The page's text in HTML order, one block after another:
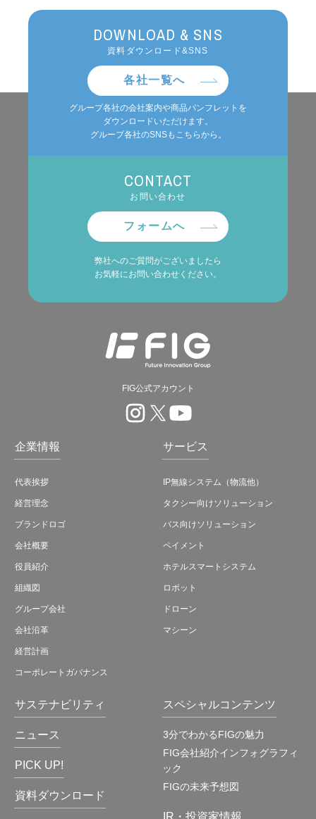
DOWNLOAD & SNS
資料ダウンロード&SNS
各社一覧へ
グループ各社の会社案内や商品パンフレットを
ダウンロードいただけます。
グループ各社のSNSもこちらから。
CONTACT
お問い合わせ
フォームへ
弊社へのご質問がございましたら
お気軽にお問い合わせください。
FIG公式アカウント
企業情報
代表挨拶
経営理念
ブランドロゴ
会社概要
役員紹介
組織図
グループ会社
会社沿革
経営計画
コーポレートガバナンス
サービス
IP無線システム（物流他）
タクシー向けソリューション
バス向けソリューション
ペイメント
ホテルスマートシステム
ロボット
ドローン
マシーン
サステナビリティ
ニュース
PICK UP!
資料ダウンロード
スペシャルコンテンツ
3分でわかるFIGの魅力
FIG会社紹介インフォグラフィ
ック
FIGの未来予想図
IR・投資家情報